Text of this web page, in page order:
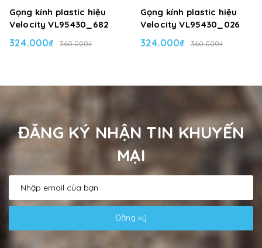
Gọng kính plastic hiệu
Velocity VL95430_682
324.000₫ 360.000₫
Gọng kính plastic hiệu
Velocity VL95430_026
324.000₫ 360.000₫
ĐĂNG KÝ NHẬN TIN KHUYẾN
MẠI
Đăng ký